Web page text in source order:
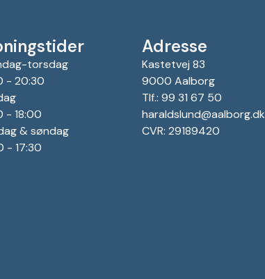
torsdag
- 20:30
- 18:00
& søndag
- 17:30
Adresse
Kastetvej 83
9000 Aalborg
Tlf.: 99 31 67 50
haraldslund@aalborg.dk
CVR: 29189420